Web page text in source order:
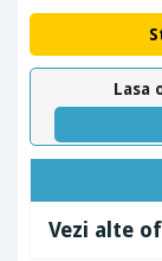
Lasa
Vezi alte